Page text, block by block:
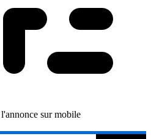
sur mobile